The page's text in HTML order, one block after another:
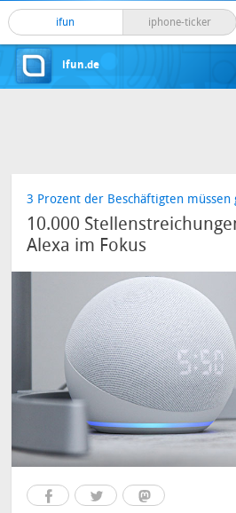
ifun iphone-ticker
ifun.de
3 Prozent der Beschäftigten müssen
10.000
Alexa im Fokus